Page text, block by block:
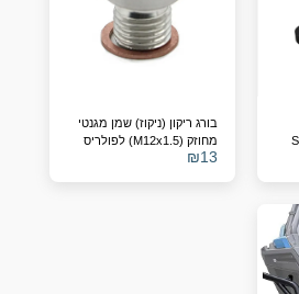
בורג ריקון (ניקוז) שמן מגנטי
מחוזק (M12x1.5) לפולריס
RZR, ריינג'ר וספורטסמן –₪